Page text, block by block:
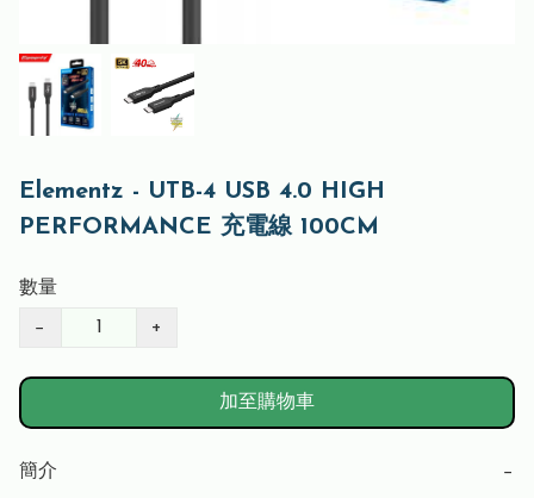
Elementz - UTB-4 USB 4.0 HIGH
PERFORMANCE 充電線 100CM
數量
− +
加至購物車
簡介 −